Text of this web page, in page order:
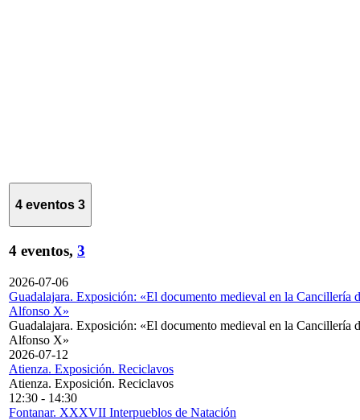
4 eventos 3
4 eventos, 3
2026-07-06
Guadalajara. Exposición: «El documento medieval en la Cancillería
Alfonso X»
Guadalajara. Exposición: «El documento medieval en la Cancillería
Alfonso X»
2026-07-12
Atienza. Exposición. Reciclavos
Atienza. Exposición. Reciclavos
12:30 - 14:30
Fontanar. XXXVII Interpueblos de Natación